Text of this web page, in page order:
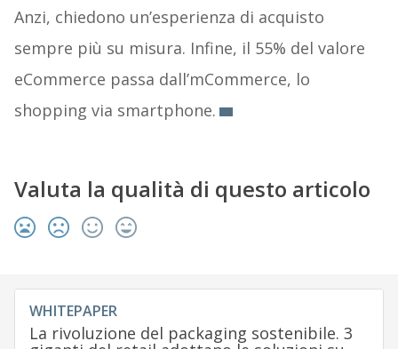
Anzi, chiedono un’esperienza di acquisto
sempre più su misura. Infine, il 55% del valore
eCommerce passa dall’mCommerce, lo
shopping via smartphone.
Valuta la qualità di questo articolo
WHITEPAPER
La rivoluzione del packaging sostenibile. 3